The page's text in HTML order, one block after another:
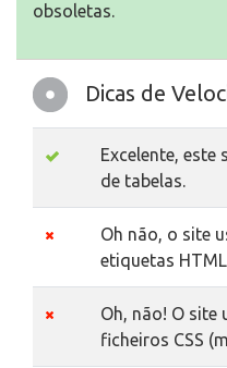
obsoletas.
Dicas de
Excelente, este
de tabelas.
Oh não, o site
etiquetas
Oh, não! O site
ficheiros CSS